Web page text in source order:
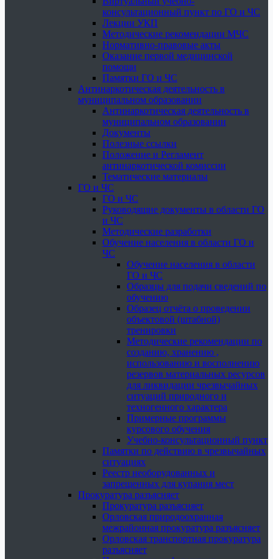
консультационный пункт по ГО и ЧС
Лекции УКП
Методические рекомендации МЧС
Нормативно-правовые акты
Оказание первой медицинской
помощи
Памятки ГО и ЧС
Антинаркотическая деятельность в
муниципальном образовании
Антинаркотическая деятельность в
муниципальном образовании
Документы
Полезные ссылки
Положение и Регламент
антинаркотической комиссии
Тематические материалы
ГО и ЧС
ГО и ЧС
Руководящие документы в области ГО
и ЧС
Методические разработки
Обучение населения в области ГО и
ЧС
Обучение населения в области
ГО и ЧС
Образцы для подачи сведений по
обучению
Образец отчёта о проведении
объектовой (штабной)
тренировки
Методические рекомендации по
созданию, хранению ,
использованию и восполнению
резервов материальных ресурсов
для ликвидации чрезвычайных
ситуаций природного и
техногенного характера
Примерные программы
курсового обучения
Учебно-консультационный пункт
Памятки по действию в чрезвычайных
ситуациях
Реестр необорудованных и
запрещенных для купания мест
Прокуратура разъясняет
Прокуратура разъясняет
Орловская природоохранная
межрайонная прокуратура разъясняет
Орловская транспортная прокуратура
разъясняет